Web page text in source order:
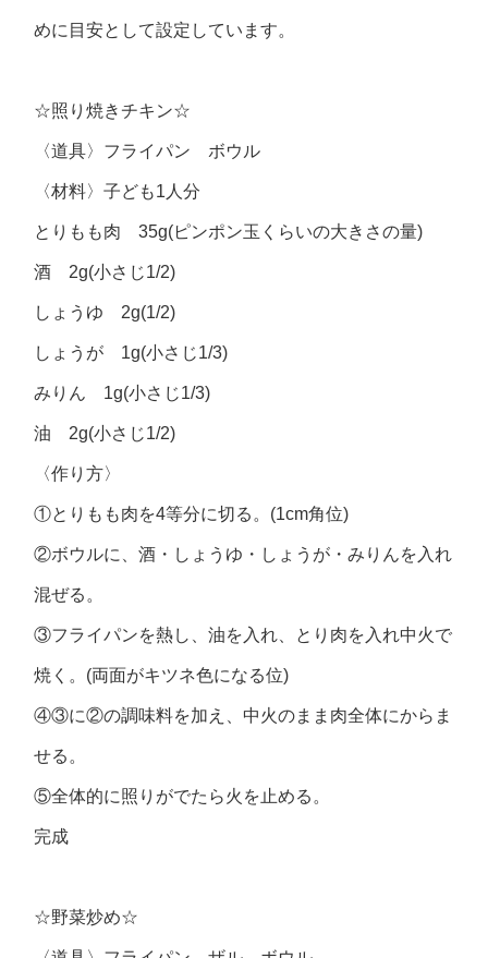
めに目安として設定しています。
☆照り焼きチキン☆
〈道具〉フライパン ボウル
〈材料〉子ども1人分
とりもも肉 35g(ピンポン玉くらいの大きさの量)
酒 2g(小さじ1/2)
しょうゆ 2g(1/2)
しょうが 1g(小さじ1/3)
みりん 1g(小さじ1/3)
油 2g(小さじ1/2)
〈作り方〉
①とりもも肉を4等分に切る。(1cm角位)
②ボウルに、酒・しょうゆ・しょうが・みりんを入れ
混ぜる。
③フライパンを熱し、油を入れ、とり肉を入れ中火で
焼く。(両面がキツネ色になる位)
④③に②の調味料を加え、中火のまま肉全体にからま
せる。
⑤全体的に照りがでたら火を止める。
完成
☆野菜炒め☆